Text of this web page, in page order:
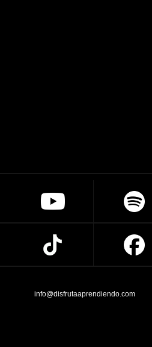
info@disfrutaaprendiendo.com